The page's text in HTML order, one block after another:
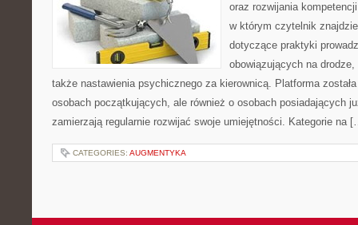
oraz rozwijania
w którym czytelnik
dotyczące praktyki
obowiązujących na
także nastawienia psychicznego za kierownicą. Platforma
osobach początkujących, ale również o osobach posiadających
zamierzają regularnie rozwijać swoje umiejętności. Kategorie na
CATEGORIES: AUGMENTYKA